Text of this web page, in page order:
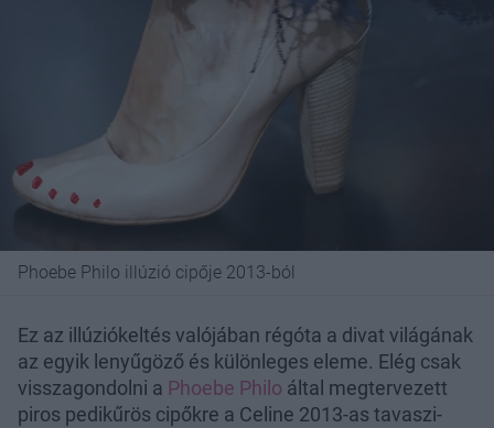
Phoebe Philo illúzió cipője 2013-ból
Ez az illúziókeltés valójában régóta a divat világának
az egyik lenyűgöző és különleges eleme. Elég csak
visszagondolni a Phoebe Philo által megtervezett
piros pedikűrös cipőkre a Celine 2013-as tavaszi-